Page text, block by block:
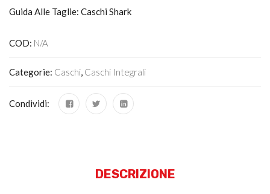
Guida Alle Taglie: Caschi Shark
COD: N/A
Categorie: Caschi, Caschi Integrali
Condividi:
DESCRIZIONE